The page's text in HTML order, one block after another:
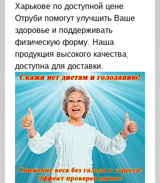
Харькове по доступной цене.
Отруби помогут улучшить Ваше
здоровье и поддерживать
физическую форму. Наша
продукция высокого качества,
доступна для доставки.